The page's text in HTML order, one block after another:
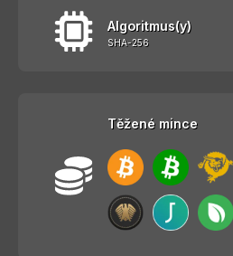
Algoritmus(y)
SHA-256
Těžené mince